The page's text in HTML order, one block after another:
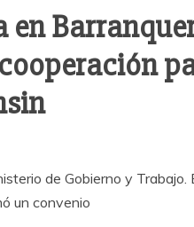
en
de Gobierno y
un convenio